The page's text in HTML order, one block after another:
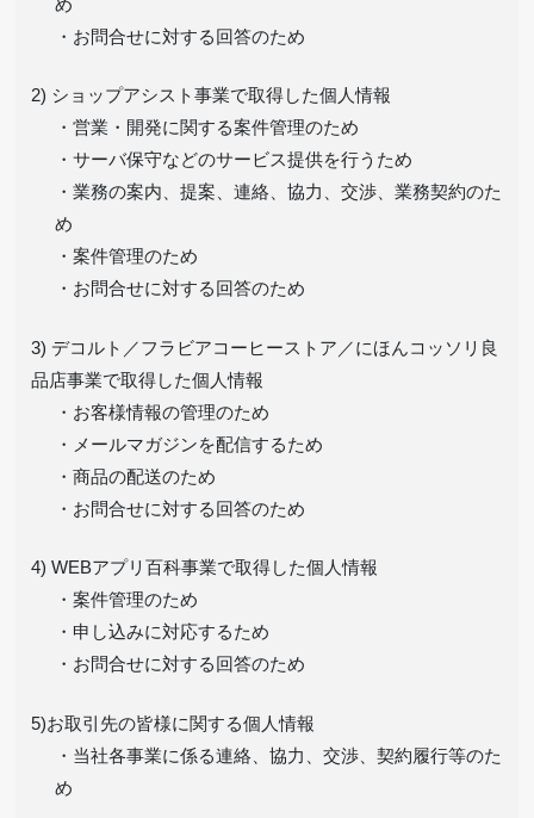
・お問合せに対する回答のため
2) ショップアシスト事業で取得した個人情報
・営業・開発に関する案件管理のため
・サーバ保守などのサービス提供を行うため
・業務の案内、提案、連絡、協力、交渉、業務契約のた
め
・案件管理のため
・お問合せに対する回答のため
3) デコルト／フラビアコーヒーストア／にほんコッソリ良
品店事業で取得した個人情報
・お客様情報の管理のため
・メールマガジンを配信するため
・商品の配送のため
・お問合せに対する回答のため
4) WEBアプリ百科事業で取得した個人情報
・案件管理のため
・申し込みに対応するため
・お問合せに対する回答のため
5)お取引先の皆様に関する個人情報
・当社各事業に係る連絡、協力、交渉、契約履行等のた
め